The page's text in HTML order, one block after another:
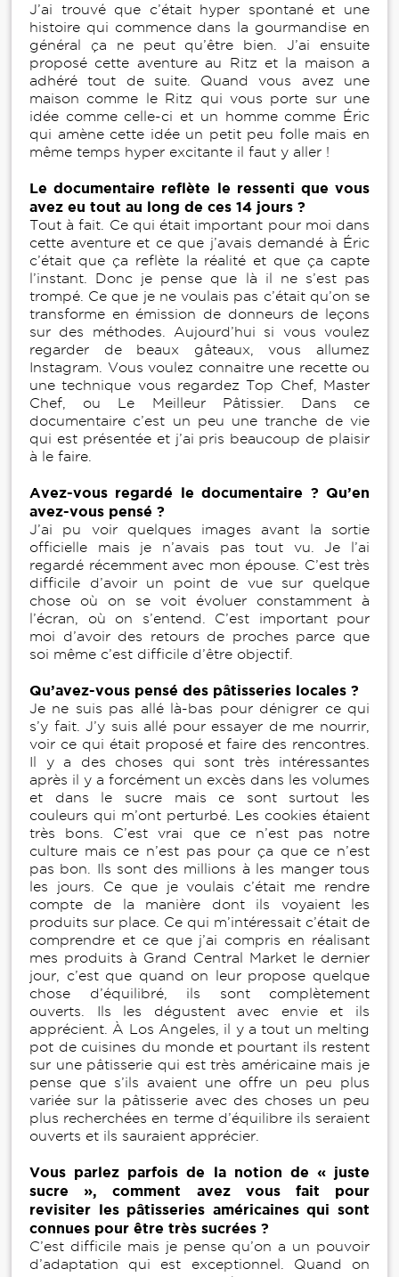
J’ai trouvé que c’était hyper spontané et une
histoire qui commence dans la gourmandise en
général ça ne peut qu’être bien. J’ai ensuite
proposé cette aventure au Ritz et la maison a
adhéré tout de suite. Quand vous avez une
maison comme le Ritz qui vous porte sur une
idée comme celle-ci et un homme comme Éric
qui amène cette idée un petit peu folle mais en
même temps hyper excitante il faut y aller !
Le documentaire reflète le ressenti que vous
avez eu tout au long de ces 14 jours ?
Tout à fait. Ce qui était important pour moi dans
cette aventure et ce que j’avais demandé à Éric
c’était que ça reflète la réalité et que ça capte
l’instant. Donc je pense que là il ne s’est pas
trompé. Ce que je ne voulais pas c’était qu’on se
transforme en émission de donneurs de leçons
sur des méthodes. Aujourd’hui si vous voulez
regarder de beaux gâteaux, vous allumez
Instagram. Vous voulez connaitre une recette ou
une technique vous regardez Top Chef, Master
Chef, ou Le Meilleur Pâtissier. Dans ce
documentaire c’est un peu une tranche de vie
qui est présentée et j’ai pris beaucoup de plaisir
à le faire.
Avez-vous regardé le documentaire ? Qu’en
avez-vous pensé ?
J’ai pu voir quelques images avant la sortie
officielle mais je n’avais pas tout vu. Je l’ai
regardé récemment avec mon épouse. C’est très
difficile d’avoir un point de vue sur quelque
chose où on se voit évoluer constamment à
l’écran, où on s’entend. C’est important pour
moi d’avoir des retours de proches parce que
soi même c’est difficile d’être objectif.
Qu’avez-vous pensé des pâtisseries locales ?
Je ne suis pas allé là-bas pour dénigrer ce qui
s’y fait. J’y suis allé pour essayer de me nourrir,
voir ce qui était proposé et faire des rencontres.
Il y a des choses qui sont très intéressantes
après il y a forcément un excès dans les volumes
et dans le sucre mais ce sont surtout les
couleurs qui m’ont perturbé. Les cookies étaient
très bons. C’est vrai que ce n’est pas notre
culture mais ce n’est pas pour ça que ce n’est
pas bon. Ils sont des millions à les manger tous
les jours. Ce que je voulais c’était me rendre
compte de la manière dont ils voyaient les
produits sur place. Ce qui m’intéressait c’était de
comprendre et ce que j’ai compris en réalisant
mes produits à Grand Central Market le dernier
jour, c’est que quand on leur propose quelque
chose d’équilibré, ils sont complètement
ouverts. Ils les dégustent avec envie et ils
apprécient. À Los Angeles, il y a tout un melting
pot de cuisines du monde et pourtant ils restent
sur une pâtisserie qui est très américaine mais je
pense que s’ils avaient une offre un peu plus
variée sur la pâtisserie avec des choses un peu
plus recherchées en terme d’équilibre ils seraient
ouverts et ils sauraient apprécier.
Vous parlez parfois de la notion de « juste
sucre », comment avez vous fait pour
revisiter les pâtisseries américaines qui sont
connues pour être très sucrées ?
C’est difficile mais je pense qu’on a un pouvoir
d’adaptation qui est exceptionnel. Quand on